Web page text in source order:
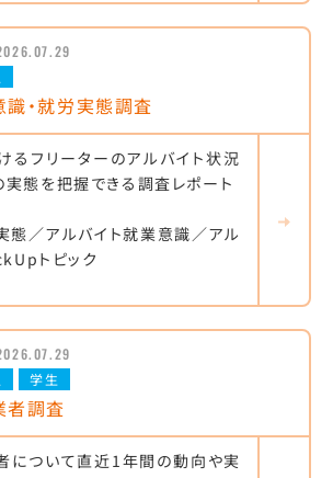
識・就労実態調査
るフリーターのアルバイト状況
実態を把握できる調査レポート
態／アルバイト就業意識／アル
トピック
学生
者調査
について直近1年間の動向や実